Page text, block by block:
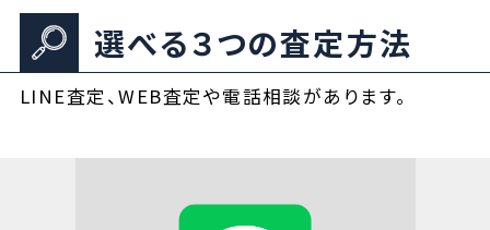
選べる３つの査定方法
LINE査定、WEB査定や電話相談があります。